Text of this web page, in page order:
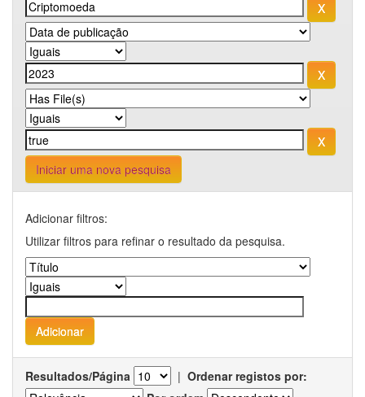
Iniciar uma nova pesquisa
Adicionar filtros:
Utilizar filtros para refinar o resultado da pesquisa.
Resultados/Página | Ordenar registos por: